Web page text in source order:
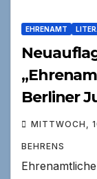
EHRENAMT
Berliner
MITTWOCH,
BEHRENS